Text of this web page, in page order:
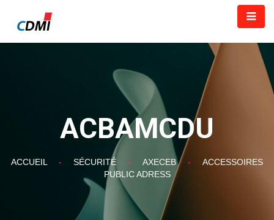
ACBAMCDU
ACCUEIL - SÉCURITÉ - AXECEB -
ACCESSOIRES
PUBLIC ADRESS